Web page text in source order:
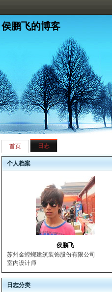
侯鹏飞的博客
首页 日志
个人档案
侯鹏飞
苏州金螳螂建筑装饰股份有限公司
室内设计师
日志分类